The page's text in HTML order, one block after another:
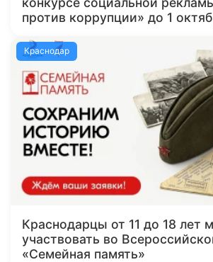
против коррупции» до 1
Краснодар
Краснодарцы от 11 до 18 лет
участвовать во
«Семейная память»